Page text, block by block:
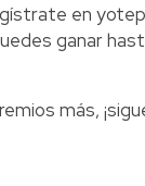
en
ganar
más,